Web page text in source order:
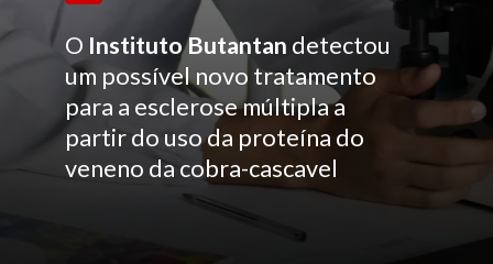
O Instituto Butantan detectou
um possível novo tratamento
para a esclerose múltipla a
partir do uso da proteína do
veneno da cobra-cascavel